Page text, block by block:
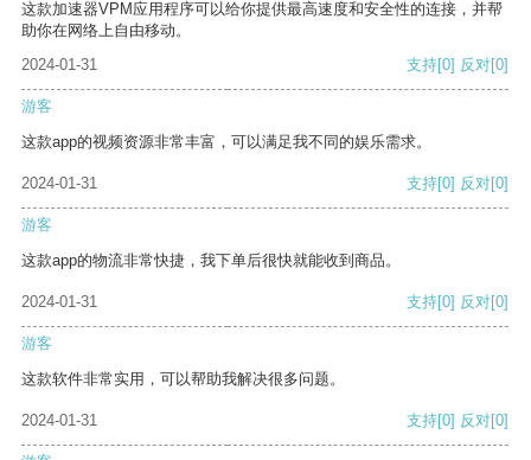
这款加速器VPM应用程序可以给你提供最高速度和安全性的连接，并帮
助你在网络上自由移动。
2024-01-31
支持[0] 反对[0]
游客
这款app的视频资源非常丰富，可以满足我不同的娱乐需求。
2024-01-31 支持[0] 反对[0]
游客
这款app的物流非常快捷，我下单后很快就能收到商品。
2024-01-31 支持[0] 反对[0]
游客
这款软件非常实用，可以帮助我解决很多问题。
2024-01-31 支持[0] 反对[0]